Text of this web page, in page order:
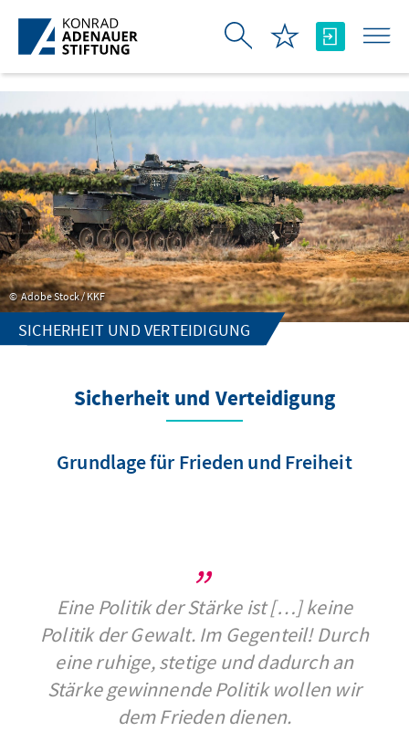
メインコンテンツにスキップ
Adobe Stock / KKF
SICHERHEIT UND VERTEIDIGUNG
Sicherheit und Verteidigung
Grundlage für Frieden und Freiheit
Eine Politik der Stärke ist […] keine
Politik der Gewalt. Im Gegenteil! Durch
eine ruhige, stetige und dadurch an
Stärke gewinnende Politik wollen wir
dem Frieden dienen.